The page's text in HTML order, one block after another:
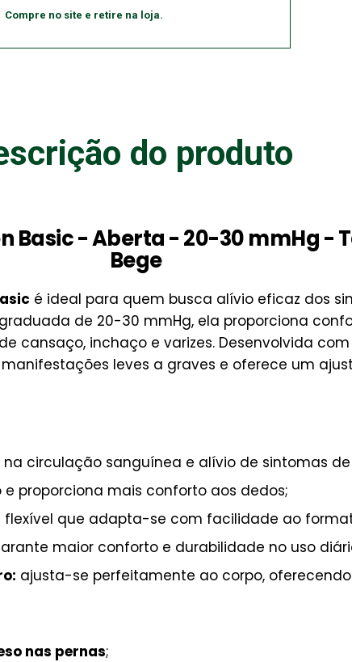
Compre no site e retire na loja.
do produto
Basic - Aberta - 20-30 mmHg -
Bege
é ideal para quem busca alívio eficaz dos
de 20-30 mmHg, ela proporciona
cansaço, inchaço e varizes. Desenvolvida
leves a graves e oferece um
na circulação sanguínea e alívio de sintomas
proporciona mais conforto aos dedos;
que adapta-se com facilidade ao
maior conforto e durabilidade no uso
ajusta-se perfeitamente ao corpo,
nas pernas;